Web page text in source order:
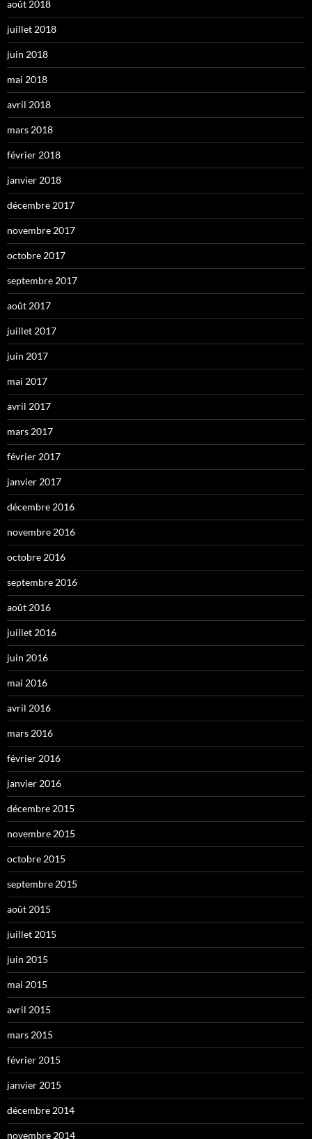
août 2018
juillet 2018
juin 2018
mai 2018
avril 2018
mars 2018
février 2018
janvier 2018
décembre 2017
novembre 2017
octobre 2017
septembre 2017
août 2017
juillet 2017
juin 2017
mai 2017
avril 2017
mars 2017
février 2017
janvier 2017
décembre 2016
novembre 2016
octobre 2016
septembre 2016
août 2016
juillet 2016
juin 2016
mai 2016
avril 2016
mars 2016
février 2016
janvier 2016
décembre 2015
novembre 2015
octobre 2015
septembre 2015
août 2015
juillet 2015
juin 2015
mai 2015
avril 2015
mars 2015
février 2015
janvier 2015
décembre 2014
novembre 2014